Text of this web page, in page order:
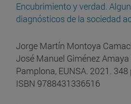
Encubrimiento y verdad.
diagnósticos de la sociedad
Jorge Martín Montoya
José Manuel Giménez Amaya
Pamplona, EUNSA. 2021. 348
ISBN 9788431336516